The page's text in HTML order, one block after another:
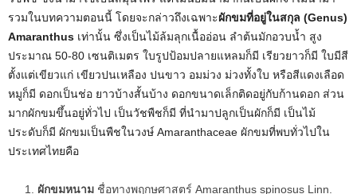
รวมในบทความตอนนี้ โดยจะกล่าวถึงเฉพาะผักขมที่อยู่ในสกุล (Genus)
Amaranthus เท่านั้น ซึ่งเป็นไม้ล้มลุกเนื้ออ่อน ลำต้นมักอวบน้ำ สูง
ประมาณ 50-80 เซนติเมตร ใบรูปป้อมปลายแหลมก็มี เรียวยาวก็มี ใบมีสี
ตั้งแต่เขียวแก่ เขียวปนเหลือง ปนขาว อมม่วง ม่วงทั้งใบ หรือสีแดงเลือด
หมูก็มี ดอกเป็นช่อ ยาวบ้างสั้นบ้าง ดอกขนาดเล็กติดอยู่กับก้านดอก ส่วน
มากผักขมขึ้นอยู่ทั่วไป เป็นวัชพืชก็มี ที่นำมาปลูกเป็นผักก็มี เป็นไม้
ประดับก็มี ผักขมเป็นพืชในวงษ์ Amaranthaceae ผักขมที่พบทั่วไปใน
ประเทศไทยคือ
ผักขมหนาม ชื่อทางพฤกษศาสตร์ Amaranthus spinosus Linn.